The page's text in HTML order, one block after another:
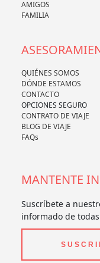
AMIGOS
FAMILIA
QUIÉNES SOMOS
DÓNDE ESTAMOS
CONTACTO
OPCIONES SEGURO
CONTRATO DE VIAJE
BLOG DE VIAJE
FAQs
MANTENTE
Suscríbete a
informado de